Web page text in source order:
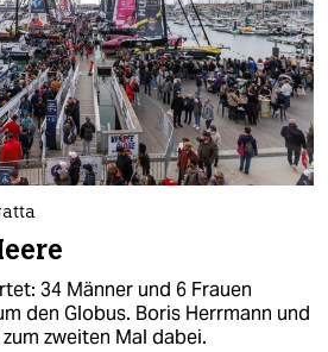
34 Männer und 6 Frauen
den Globus. Boris Herrmann und
zweiten Mal dabei.